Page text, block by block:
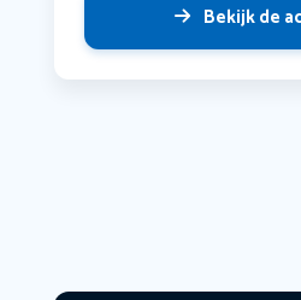
Bekijk de